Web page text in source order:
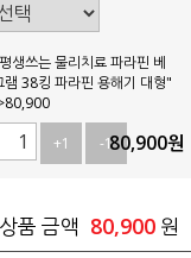
생쓰는 물리치료 파라핀 베
38킹 파라핀 용해기 대형"
+1
-180,900원
품 금액 80,900 원